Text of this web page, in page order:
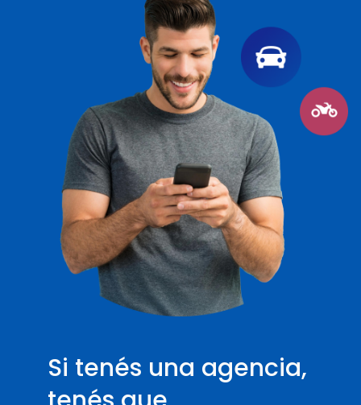
Si tenés una agencia,